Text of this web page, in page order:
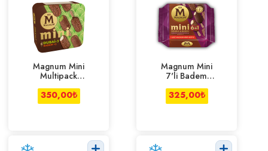
Magnum Mini
Multipack
Badem Dubai
338 ml
350,00₺
Magnum Mini
7'li Badem
Double Karadut
393 ml
325,00₺